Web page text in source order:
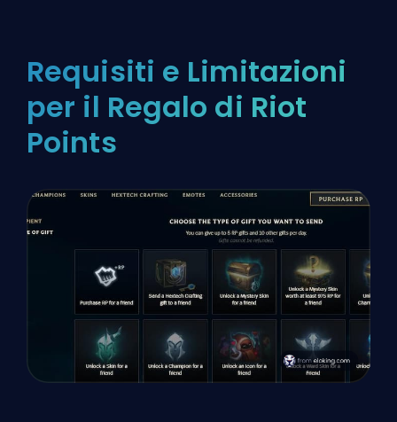
Requisiti e Limitazioni
per il Regalo di Riot
Points